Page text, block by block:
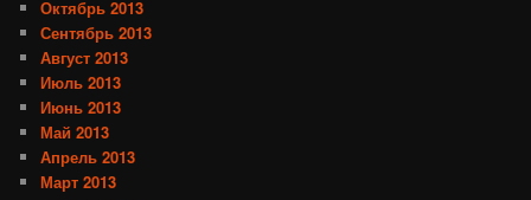
Октябрь 2013
Сентябрь 2013
Август 2013
Июль 2013
Июнь 2013
Май 2013
Апрель 2013
Март 2013